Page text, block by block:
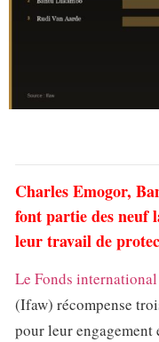
Charles Emogor,
font partie des neuf
leur travail de
Le Fonds
(Ifaw) récompense
pour leur